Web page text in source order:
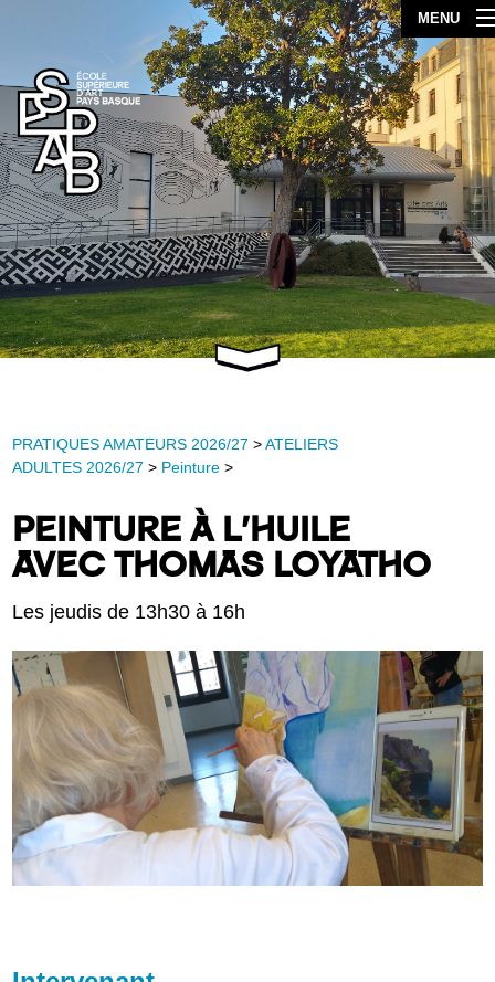
MENU
PRATIQUES AMATEURS 2026/27 >ATELIERS
ADULTES 2026/27 > Peinture >
PEINTURE À L’HUILE
AVEC THOMAS LOYATHO
Les jeudis de 13h30 à 16h